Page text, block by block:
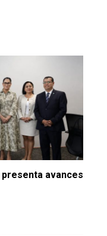
presenta avances